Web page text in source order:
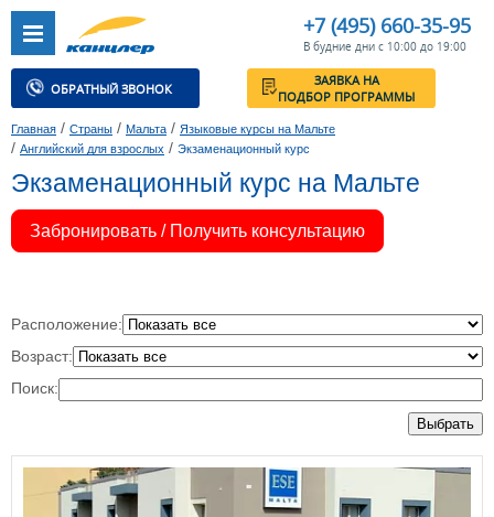
+7 (495) 660-35-95
В будние дни с 10:00 до 19:00
ОБРАТНЫЙ ЗВОНОК
ЗАЯВКА НА
ПОДБОР ПРОГРАММЫ
Главная / Страны / Мальта / Языковые курсы на Мальте
/ Английский для взрослых / Экзаменационный курс
Экзаменационный курс на Мальте
Забронировать / Получить консультацию
Расположение:
Возраст:
Поиск:
Выбрать